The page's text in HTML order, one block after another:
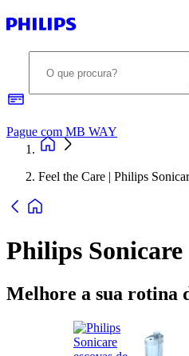
Pague com MB WAY
Feel the Care | Philips
Philips Sonicare
Melhore a sua rotina